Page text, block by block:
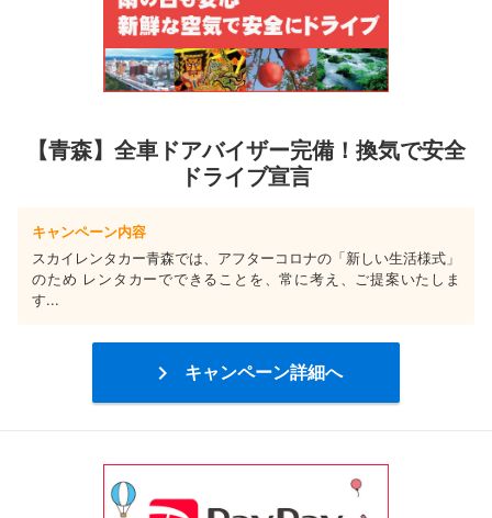
【青森】全車ドアバイザー完備！換気で安全
ドライブ宣言
キャンペーン内容
スカイレンタカー青森では、アフターコロナの「新しい生活様式」
のため レンタカーでできることを、常に考え、ご提案いたしま
す...
 キャンペーン詳細へ